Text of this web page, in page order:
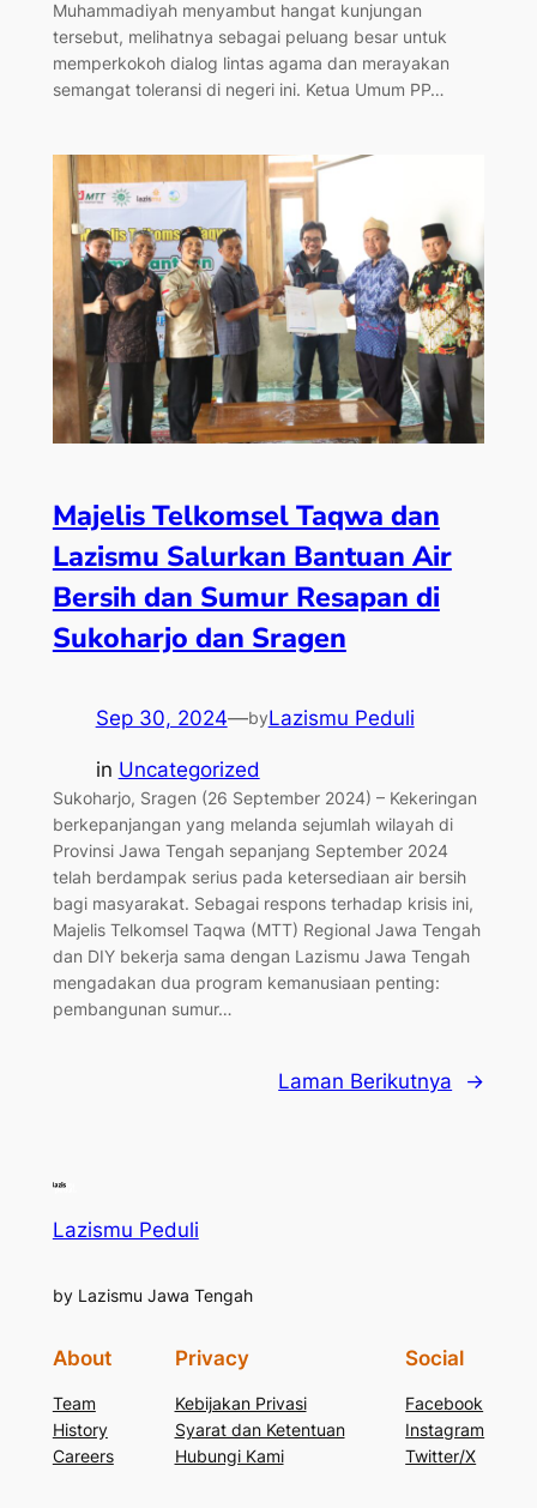
Muhammadiyah menyambut hangat kunjungan
tersebut, melihatnya sebagai peluang besar untuk
memperkokoh dialog lintas agama dan merayakan
semangat toleransi di negeri ini. Ketua Umum PP…
Majelis Telkomsel Taqwa dan
Lazismu Salurkan Bantuan Air
Bersih dan Sumur Resapan di
Sukoharjo dan Sragen
Sep 30, 2024—byLazismu Peduli
in Uncategorized
Sukoharjo, Sragen (26 September 2024) – Kekeringan
berkepanjangan yang melanda sejumlah wilayah di
Provinsi Jawa Tengah sepanjang September 2024
telah berdampak serius pada ketersediaan air bersih
bagi masyarakat. Sebagai respons terhadap krisis ini,
Majelis Telkomsel Taqwa (MTT) Regional Jawa Tengah
dan DIY bekerja sama dengan Lazismu Jawa Tengah
mengadakan dua program kemanusiaan penting:
pembangunan sumur…
Laman Berikutnya →
Lazismu Peduli
by Lazismu Jawa Tengah
About
Team
History
Careers
Privacy
Kebijakan Privasi
Syarat dan Ketentuan
Hubungi Kami
Social
Facebook
Instagram
Twitter/X